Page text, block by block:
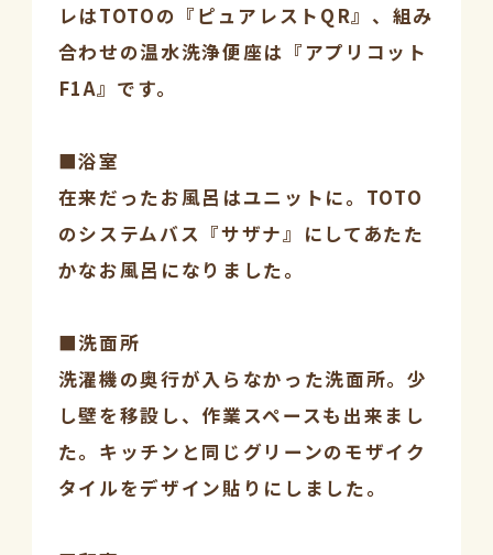
レはTOTOの『ピュアレストQR』、組み
合わせの温水洗浄便座は『アプリコット
F1A』です。
■浴室
在来だったお風呂はユニットに。TOTO
のシステムバス『サザナ』にしてあたた
かなお風呂になりました。
■洗面所
洗濯機の奥行が入らなかった洗面所。少
し壁を移設し、作業スペースも出来まし
た。キッチンと同じグリーンのモザイク
タイルをデザイン貼りにしました。